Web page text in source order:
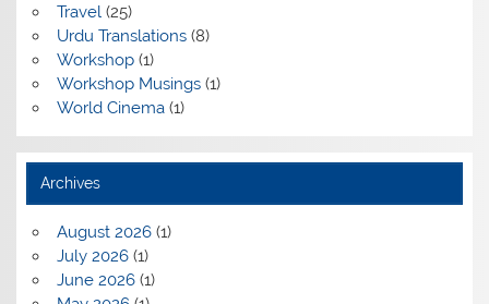
Travel(25)
Urdu Translations(8)
Workshop(1)
Workshop Musings(1)
World Cinema(1)
Archives
August 2026(1)
July 2026(1)
June 2026(1)